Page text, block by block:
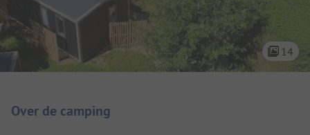
14
Over de camping